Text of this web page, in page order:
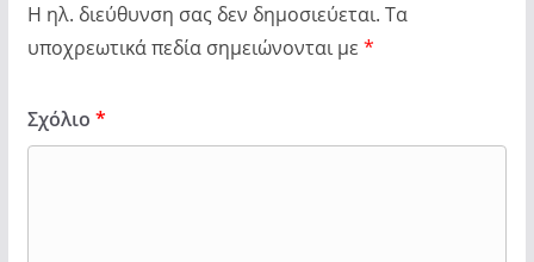
Η ηλ. διεύθυνση σας δεν δημοσιεύεται. Τα
υποχρεωτικά πεδία σημειώνονται με *
Σχόλιο *